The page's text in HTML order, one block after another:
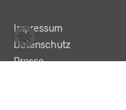
Impressum
Datenschutz
Presse